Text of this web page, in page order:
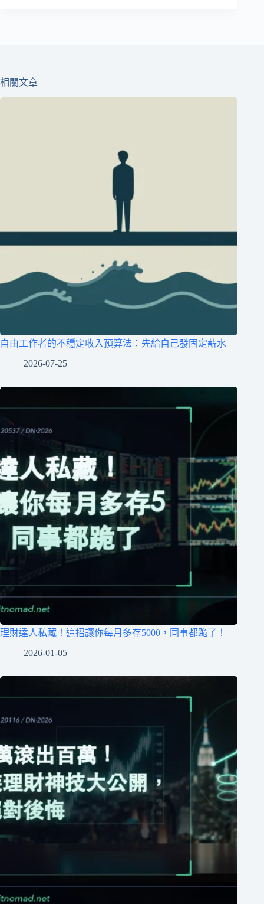
相關文章
自由工作者的不穩定收入預算法：先給自己發固定薪水
2026-07-25
理財達人私藏！這招讓你每月多存5000，同事都跪了！
2026-01-05